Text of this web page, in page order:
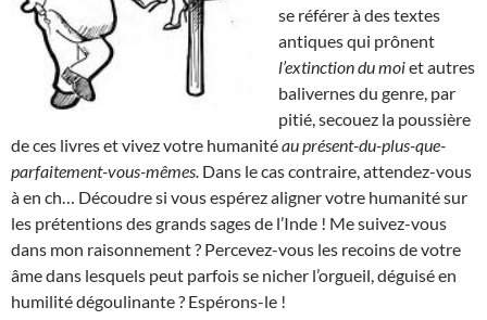
se référer à des textes
antiques qui prônent
l’extinction du moiet autres
balivernes du genre, par
pitié, secouez la poussière
de ces livres et vivez votre humanitéau présent-du-plus-que-
parfaitement-vous-mêmes. Dans le cas contraire, attendez-vous
à en ch… Découdre si vous espérez aligner votre humanité sur
les prétentions des grands sages de l’Inde ! Me suivez-vous
dans mon raisonnement ? Percevez-vous les recoins de votre
âme dans lesquels peut parfois se nicher l’orgueil, déguisé en
humilité dégoulinante ? Espérons-le !